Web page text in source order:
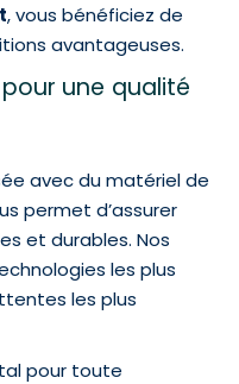
, vous bénéficiez de
avantageuses.
une qualité
avec du matériel de
permet d’assurer
et durables. Nos
les plus
les plus
pour toute